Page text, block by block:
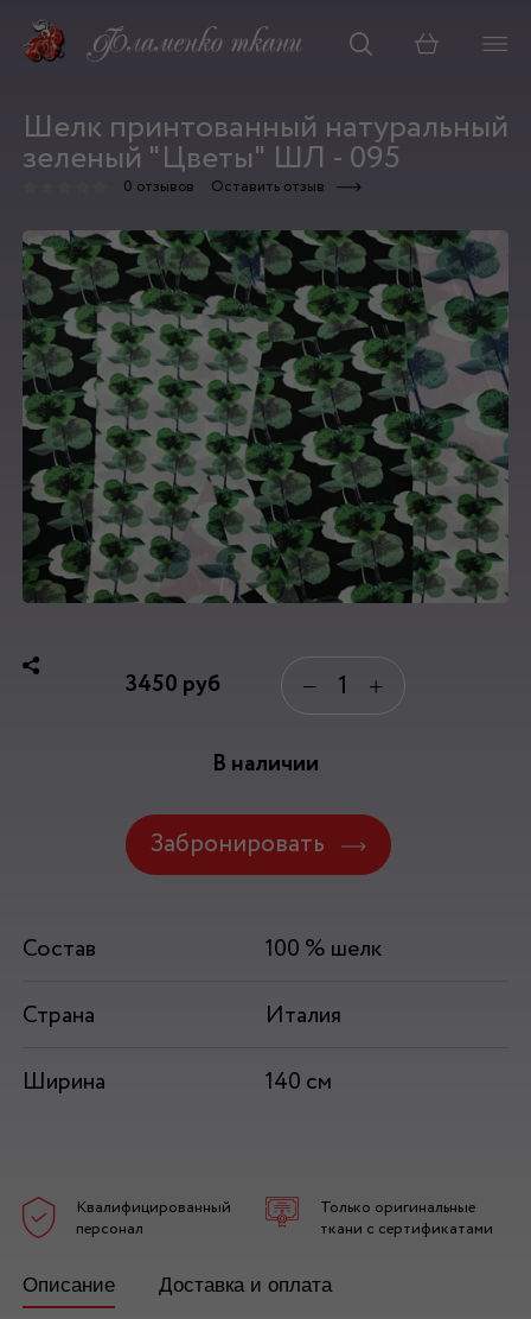
Корзина
Шелк принтованный натуральный
зеленый "Цветы" ШЛ - 095
0 отзывов Оставить отзыв
3450 руб − +
В наличии
Забронировать
Состав
100 % шелк
Страна
Италия
Ширина
140 см
Квалифицированный
персонал
Только оригинальные
ткани с сертификатами
Описание Доставка и оплата